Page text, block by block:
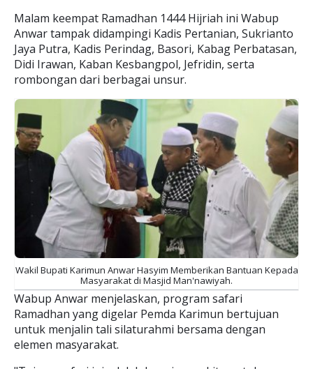
Malam keempat Ramadhan 1444 Hijriah ini Wabup
Anwar tampak didampingi Kadis Pertanian, Sukrianto
Jaya Putra, Kadis Perindag, Basori, Kabag Perbatasan,
Didi Irawan, Kaban Kesbangpol, Jefridin, serta
rombongan dari berbagai unsur.
Wakil Bupati Karimun Anwar Hasyim Memberikan Bantuan Kepada
Masyarakat di Masjid Man'nawiyah.
Wabup Anwar menjelaskan, program safari
Ramadhan yang digelar Pemda Karimun bertujuan
untuk menjalin tali silaturahmi bersama dengan
elemen masyarakat.